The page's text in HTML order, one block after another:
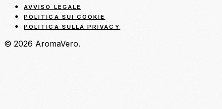
AVVISO LEGALE
POLITICA SUI COOKIE
POLITICA SULLA PRIVACY
© 2026 AromaVero.